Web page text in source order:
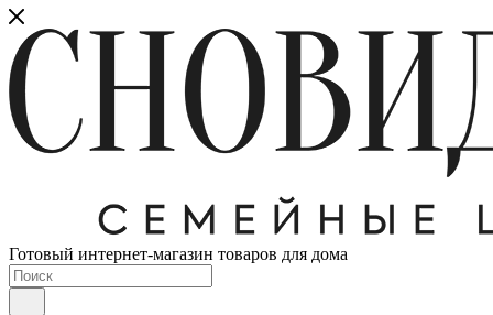
Готовый интернет-магазин товаров для дома